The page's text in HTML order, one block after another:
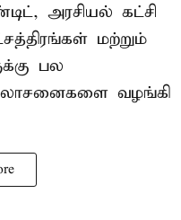
அரசியல் கட்சி
மற்றும்
பல
வழங்கி